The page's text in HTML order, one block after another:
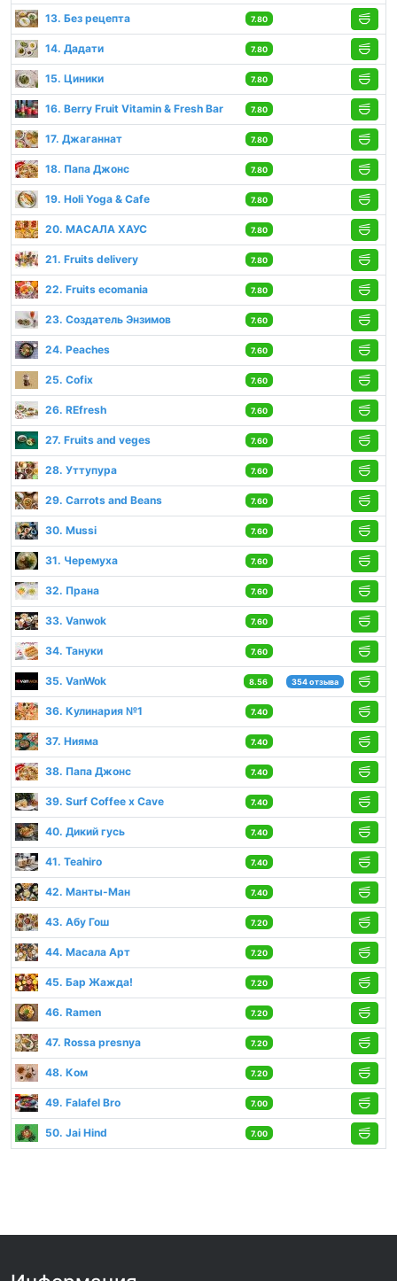
13. Без рецепта 7.80
14. Дадати 7.80
15. Циники 7.80
16. Berry Fruit Vitamin & Fresh Bar 7.80
17. Джаганнат 7.80
18. Папа Джонс 7.80
19. Holi Yoga & Cafe 7.80
20. МАСАЛА ХАУС 7.80
21. Fruits delivery 7.80
22. Fruits ecomania 7.80
23. Создатель Энзимов 7.60
24. Peaches 7.60
25. Cofix 7.60
26. REfresh 7.60
27. Fruits and veges 7.60
28. Уттупура 7.60
29. Carrots and Beans 7.60
30. Mussi 7.60
31. Черемуха 7.60
32. Прана 7.60
33. Vanwok 7.60
34. Тануки 7.60
35. VanWok 8.56 354 отзыва
36. Кулинария №1 7.40
37. Нияма 7.40
38. Папа Джонс 7.40
39. Surf Coffee x Cave 7.40
40. Дикий гусь 7.40
41. Teahiro 7.40
42. Манты-Ман 7.40
43. Абу Гош 7.20
44. Масала Арт 7.20
45. Бар Жажда! 7.20
46. Ramen 7.20
47. Rossa presnya 7.20
48. Ком 7.20
49. Falafel Bro 7.00
50. Jai Hind 7.00